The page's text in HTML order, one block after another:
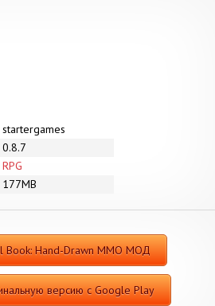
startergames
0.8.7
RPG
177MB
Book: Hand-Drawn MMO МОД
версию с Google Play